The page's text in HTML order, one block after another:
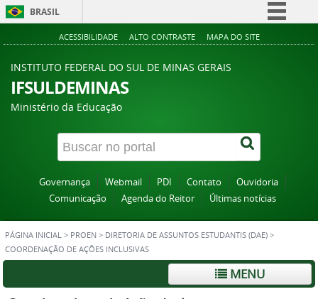
BRASIL
Simplifique!
ACESSIBILIDADE ALTO CONTRASTE MAPA DO SITE
INSTITUTO FEDERAL DO SUL DE MINAS GERAIS
IFSULDEMINAS
Ministério da Educação
Governança Webmail PDI Contato
Ouvidoria
Comunicação
Agenda do Reitor Últimas notícias
PÁGINA INICIAL > PROEN > DIRETORIA DE ASSUNTOS ESTUDANTIS (DAE) >
COORDENAÇÃO DE AÇÕES INCLUSIVAS
MENU